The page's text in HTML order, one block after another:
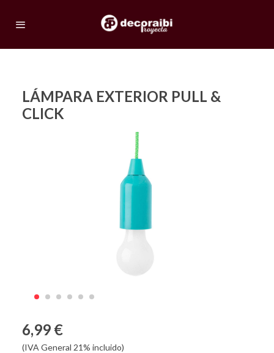
LÁMPARA EXTERIOR PULL &
CLICK
6,99 €
(IVA General 21% incluido)